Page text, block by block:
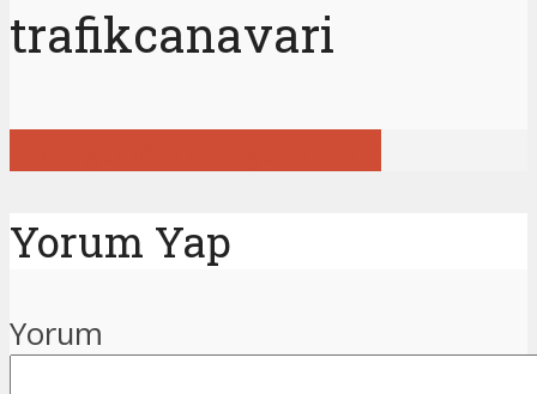
trafikcanavari
Yorum Yap
Yorum